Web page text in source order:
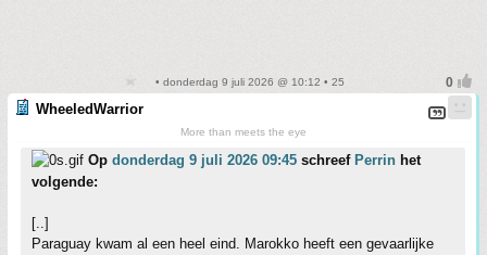
• donderdag 9 juli 2026 @ 10:12 • 25
WheeledWarrior
More than meets the eye
Op donderdag 9 juli 2026 09:45 schreef Perrin het
volgende:
[..]
Paraguay kwam al een heel eind. Marokko heeft een gevaarlijke